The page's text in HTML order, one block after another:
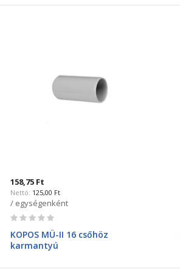
158,75 Ft
125,00 Ft
/ egységenként
Rating:
KOPOS MÜ-II 16 csőhöz
karmantyú